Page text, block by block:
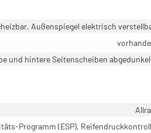
Außenspiegel elektrisch
und hintere Seitenscheiben
Programm (ESP),